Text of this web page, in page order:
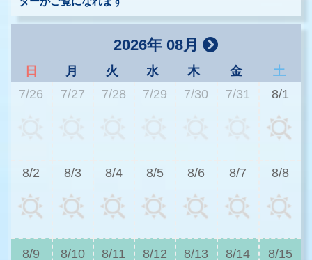
2026年 08月
日 月 火 水 木 金
土
7/26
7/27 7/28 7/29 7/30 7/31 8/1
8/2 8/3 8/4 8/5 8/6 8/7 8/8
8/9 8/10 8/11 8/12 8/13 8/14 8/15